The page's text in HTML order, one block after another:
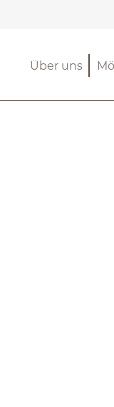
Über uns